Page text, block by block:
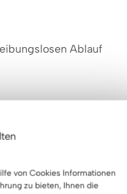
von Cookies Informationen
zu bieten, Ihnen die
Ablauf